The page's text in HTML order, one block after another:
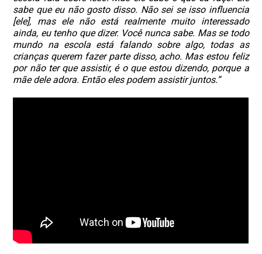
sabe que eu não gosto disso. Não sei se isso influencia
[ele], mas ele não está realmente muito interessado
ainda, eu tenho que dizer. Você nunca sabe. Mas se todo
mundo na escola está falando sobre algo, todas as
crianças querem fazer parte disso, acho. Mas estou feliz
por não ter que assistir, é o que estou dizendo, porque a
mãe dele adora. Então eles podem assistir juntos.”